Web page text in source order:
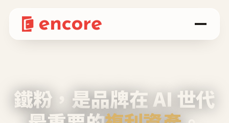
鐵粉，是品牌在 AI 世代